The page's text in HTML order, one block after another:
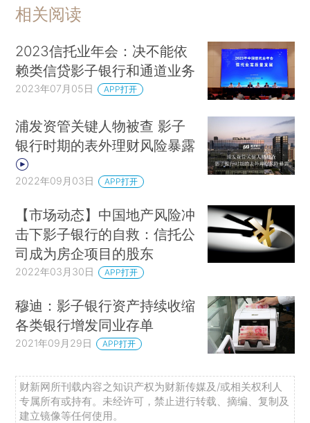
相关阅读
2023信托业年会：决不能依
赖类信贷影子银行和通道业务
2023年07月05日 APP打开
浦发资管关键人物被查 影子
银行时期的表外理财风险暴露
2022年09月03日 APP打开
【市场动态】中国地产风险冲
击下影子银行的自救：信托公
司成为房企项目的股东
2022年03月30日 APP打开
穆迪：影子银行资产持续收缩
各类银行增发同业存单
2021年09月29日 APP打开
财新网所刊载内容之知识产权为财新传媒及/或相关权利人
专属所有或持有。未经许可，禁止进行转载、摘编、复制及
建立镜像等任何使用。